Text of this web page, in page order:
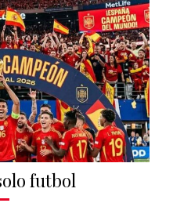
futbol